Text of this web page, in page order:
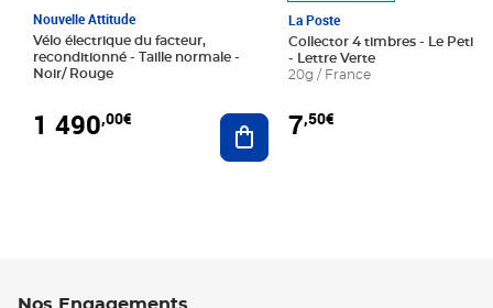
Nouvelle Attitude
Vélo électrique du facteur,
reconditionné - Taille normale -
Noir/ Rouge
1 490,00€ Ajouter au panier
La Poste
Collector 4 timbres - Le Petit
- Lettre Verte
20g / France
7,50€